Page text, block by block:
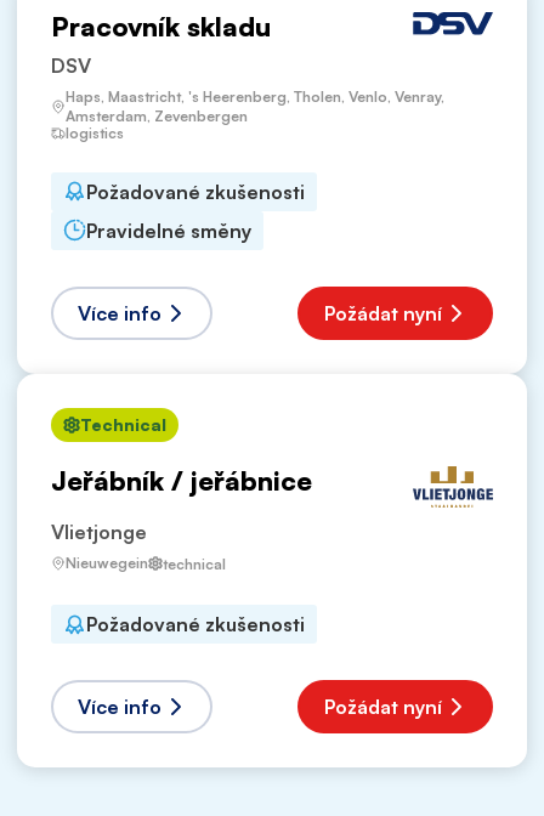
Pracovník skladu
DSV
Haps, Maastricht, 's Heerenberg, Tholen, Venlo, Venray,
Amsterdam, Zevenbergen
logistics
Požadované zkušenosti
Pravidelné směny
Více info Požádat nyní
Technical
Jeřábník / jeřábnice
Vlietjonge
Nieuwegein technical
Požadované zkušenosti
Více info Požádat nyní